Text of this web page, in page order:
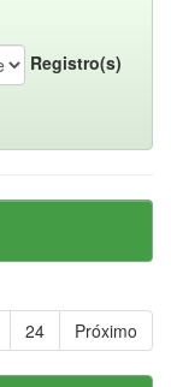
Registro(s)
24 Próximo